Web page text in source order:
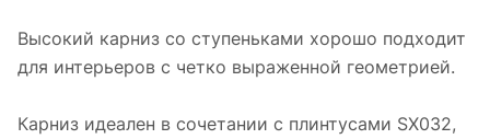
Высокий карниз со ступеньками хорошо подходит
для интерьеров с четко выраженной геометрией.
Карниз идеален в сочетании с плинтусами SX032,